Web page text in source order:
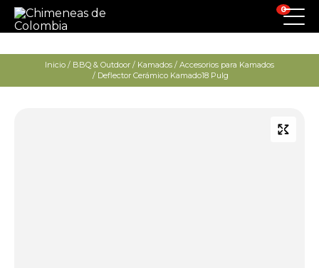
0
Inicio / BBQ & Outdoor / Kamados / Accesorios para Kamados
/ Deflector Cerámico Kamado18 Pulg